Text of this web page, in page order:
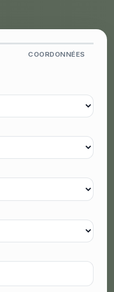
COORDONNÉES